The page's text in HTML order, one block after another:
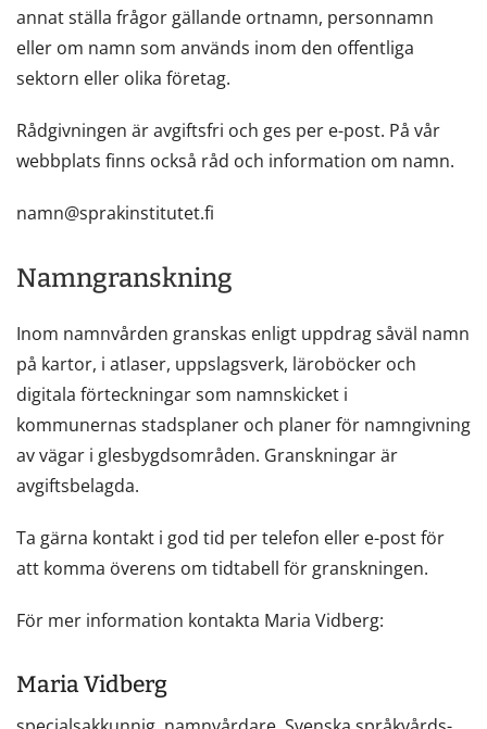
annat ställa frågor gällande ortnamn, personnamn
eller om namn som används inom den offentliga
sektorn eller olika företag.
Rådgivningen är avgiftsfri och ges per e-post. På vår
webbplats finns också råd och information om namn.
namn@sprakinstitutet.fi
Namngranskning
Inom namnvården granskas enligt uppdrag såväl namn
på kartor, i atlaser, uppslagsverk, läroböcker och
digitala förteckningar som namnskicket i
kommunernas stadsplaner och planer för namngivning
av vägar i glesbygdsområden. Granskningar är
avgiftsbelagda.
Ta gärna kontakt i god tid per telefon eller e-post för
att komma överens om tidtabell för granskningen.
För mer information kontakta Maria Vidberg:
Maria Vidberg